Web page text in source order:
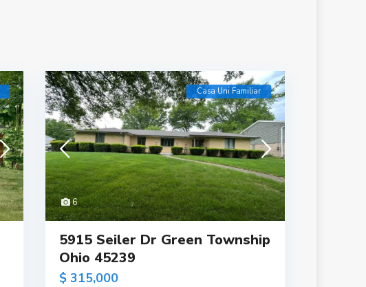
6
Casa Uni Familiar
5915 Seiler Dr Green Township
Ohio 45239
$ 315,000